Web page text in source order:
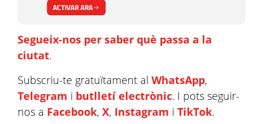
ACTIVAR ARA
Segueix-nos per saber què passa a la
ciutat.
Subscriu-te gratuïtament al WhatsApp,
Telegram i butlletí electrònic. I pots seguir-
nos a Facebook, X, Instagram i TikTok.